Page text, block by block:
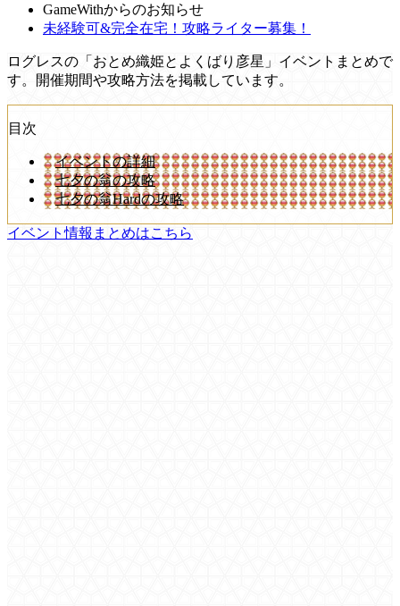
GameWithからのお知らせ
未経験可&完全在宅！攻略ライター募集！
ログレスの「おとめ織姫とよくばり彦星」イベントまとめで
す。開催期間や攻略方法を掲載しています。
目次
イベントの詳細
七夕の翁の攻略
七夕の翁Hardの攻略
イベント情報まとめはこちら